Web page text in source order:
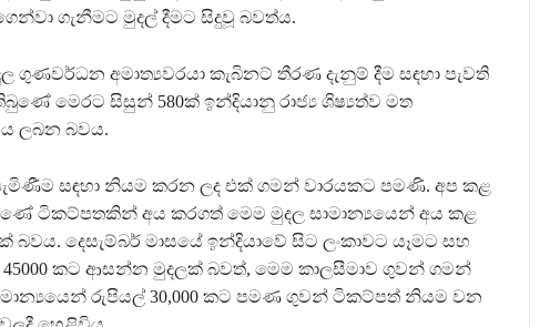
ගැනීමට මුදල් දීමට සිදුවූ බවත්ය.
ගුණවර්ධන අමාත්‍යවරයා කැබිනට් තීරණ දැනුම් දීම සඳහා පැවති
මෙරට සිසුන් 580ක් ඉන්දියානු රාජ්‍ය ශිෂ්‍යත්ව මත
ලබන බවය.
සඳහා නියම කරන ලද එක් ගමන් වාරයකට පමණි. අප කළ
ටිකට්පතකින් අය කරගත් මෙම මුදල සාමාන්‍යයෙන් අය කළ
බවය. දෙසැම්බර් මාසයේ ඉන්දියාවේ සිට ලංකාවට යෑමට සහ
කට ආසන්න මුදලක් බවත්, මෙම කාලසීමාව ගුවන් ගමන්
රුපියල් 30,000 කට පමණ ගුවන් ටිකට්පත් නියම වන